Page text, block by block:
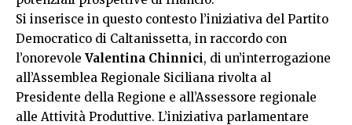
Si inserisce in questo contesto l’iniziativa del Partito
Democratico di Caltanissetta, in raccordo con
l’onorevole Valentina Chinnici, di un’interrogazione
all’Assemblea Regionale Siciliana rivolta al
Presidente della Regione e all’Assessore regionale
alle Attività Produttive. L’iniziativa parlamentare